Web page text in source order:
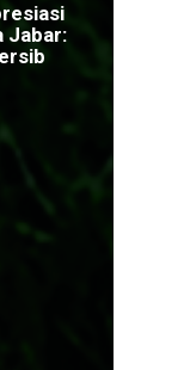
Jabar: